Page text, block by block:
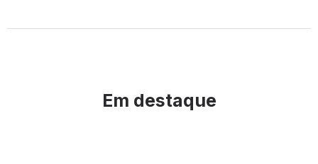
Em destaque